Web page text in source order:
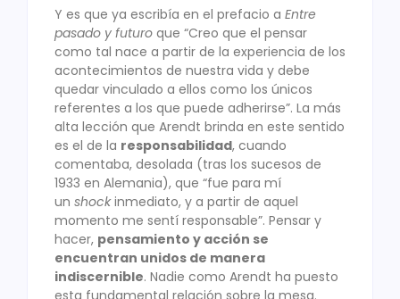
Y es que ya escribía en el prefacio a Entre
pasado y futuro que “Creo que el pensar
como tal nace a partir de la experiencia de los
acontecimientos de nuestra vida y debe
quedar vinculado a ellos como los únicos
referentes a los que puede adherirse”. La más
alta lección que Arendt brinda en este sentido
es el de la responsabilidad, cuando
comentaba, desolada (tras los sucesos de
1933 en Alemania), que “fue para mí
un shockinmediato, y a partir de aquel
momento me sentí responsable”. Pensar y
hacer, pensamiento y acción se
encuentran unidos de manera
indiscernible. Nadie como Arendt ha puesto